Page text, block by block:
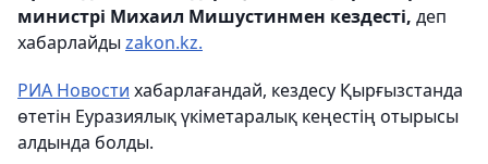
министрі Михаил Мишустинмен кездесті, деп
хабарлайды zakon.kz.
РИА Новости хабарлағандай, кездесу Қырғызстанда
өтетін Еуразиялық үкіметаралық кеңестің отырысы
алдында болды.